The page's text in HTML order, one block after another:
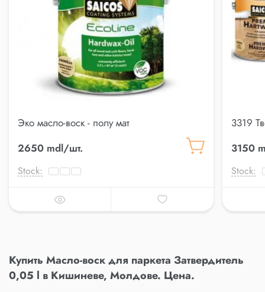
Эко масло-воск - полу мат
2650 mdl/шт.
Stock:
3319
3150
Stock:
Купить Масло-воск для паркета Затвердитель
0,05 l в Кишиневе, Молдове. Цена.